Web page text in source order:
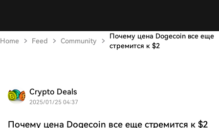
Home Feed Community
Почему цена Dogecoin все еще
стремится к $2
Crypto Deals
2025/01/25 04:37
Почему цена Dogecoin все еще стремится к $2